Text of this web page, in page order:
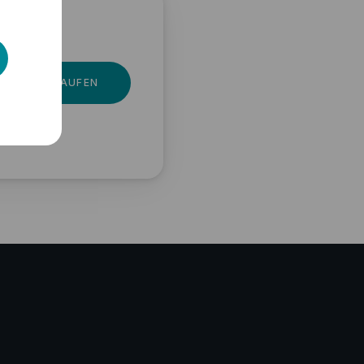
JETZT KAUFEN